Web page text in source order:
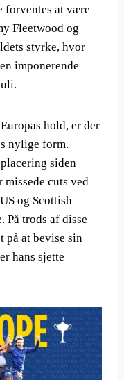
forventes at være
Fleetwood og
styrke, hvor
imponerende
hold, er der
nylige form.
siden
missede cuts ved
og Scottish
På trods af disse
på at bevise sin
hans sjette